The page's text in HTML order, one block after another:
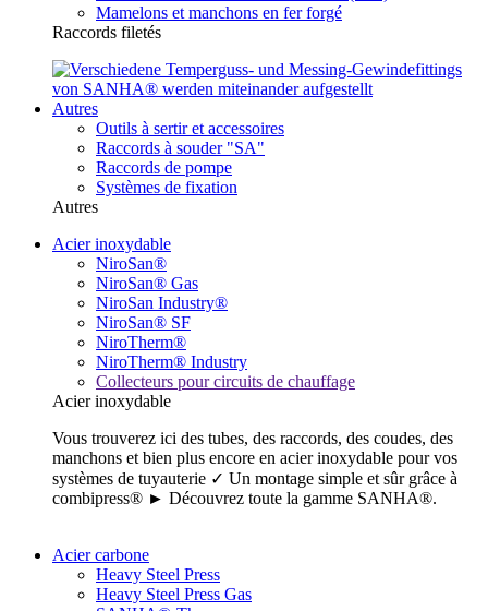
Mamelons et manchons en fer forgé
Raccords filetés
Autres
Outils à sertir et accessoires
Raccords à souder "SA"
Raccords de pompe
Systèmes de fixation
Autres
Acier inoxydable
NiroSan®
NiroSan® Gas
NiroSan Industry®
NiroSan® SF
NiroTherm®
NiroTherm® Industry
Collecteurs pour circuits de chauffage
Acier inoxydable
Vous trouverez ici des tubes, des raccords, des coudes, des
manchons et bien plus encore en acier inoxydable pour vos
systèmes de tuyauterie ✓ Un montage simple et sûr grâce à
combipress® ► Découvrez toute la gamme SANHA®.
Acier carbone
Heavy Steel Press
Heavy Steel Press Gas